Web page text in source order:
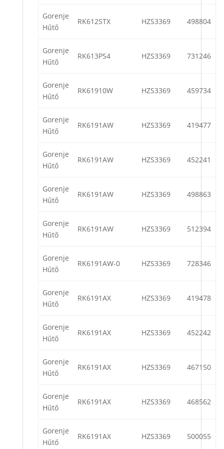
Gorenje
Hűtő
RK612STX HZS3369 498804
Gorenje
Hűtő
RK613PS4 HZS3369 731246
Gorenje
Hűtő
RK61910W HZS3369 459734
Gorenje
Hűtő
RK6191AW HZS3369 419477
Gorenje
Hűtő
RK6191AW HZS3369 452241
Gorenje
Hűtő
RK6191AW HZS3369 498863
Gorenje
Hűtő
RK6191AW HZS3369 512394
Gorenje
Hűtő
RK6191AW-0 HZS3369 728346
Gorenje
Hűtő
RK6191AX HZS3369 419478
Gorenje
Hűtő
RK6191AX HZS3369 452242
Gorenje
Hűtő
RK6191AX HZS3369 467150
Gorenje
Hűtő
RK6191AX HZS3369 468562
Gorenje
Hűtő
RK6191AX HZS3369 500055